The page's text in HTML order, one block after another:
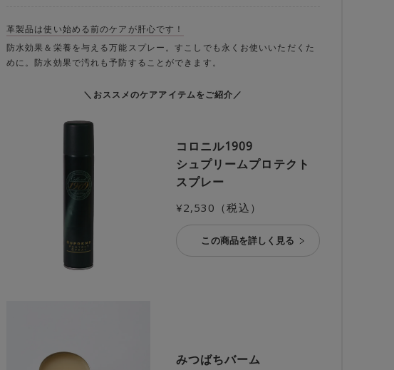
革製品は使い始める前のケアが肝心です！
防水効果＆栄養を与える万能スプレー。すこしでも永くお使いいただくた
めに。防水効果で汚れも予防することができます。
＼おススメのケアアイテムをご紹介／
コロニル1909
シュプリームプロテクト
スプレー
¥2,530（税込）
この商品を詳しく見る
みつばちバーム